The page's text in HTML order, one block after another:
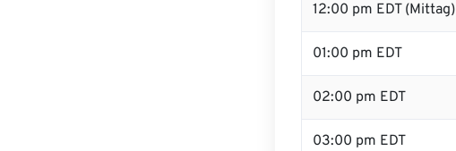
12:00 pm EDT (Mittag)
01:00 pm EDT
02:00 pm EDT
03:00 pm EDT